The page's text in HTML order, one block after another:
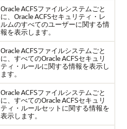
Oracle ACFSファイルシステムごと
に、Oracle ACFSセキュリティ・レ
ルムのすべてのユーザーに関する情
報を表示します。
Oracle ACFSファイルシステムごと
に、すべてのOracle ACFSセキュリ
ティ・ルールに関する情報を表示し
ます。
Oracle ACFSファイルシステムごと
に、すべてのOracle ACFSセキュリ
ティ・ルールセットに関する情報を
表示します。